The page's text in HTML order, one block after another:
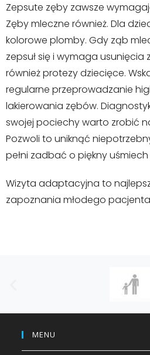
Zepsute zęby zawsze
Zęby mleczne również. Dla
kolorowe plomby. Gdy ząb
zepsuł się i wymaga usunięcia
również protezy dziecięce.
regularne przeprowadzanie
lakierowania zębów.
swojej pociechy warto zrobić
Pozwoli to uniknąć
pełni zadbać o piękny
Wizyta adaptacyjna to
zapoznania młodego
MENU